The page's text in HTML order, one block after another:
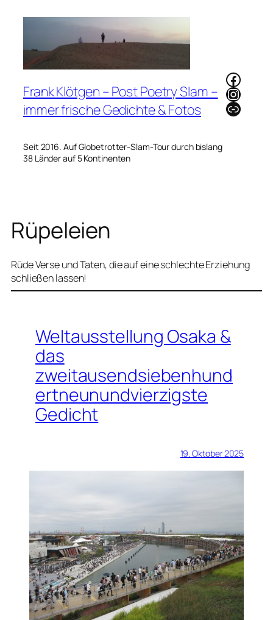
Frank Klötgen – Post Poetry Slam –
immer frische Gedichte & Fotos
Seit 2016. Auf Globetrotter-Slam-Tour durch bislang
38 Länder auf 5 Kontinenten
Link
Rüpeleien
Rüde Verse und Taten, die auf eine schlechte Erziehung
schließen lassen!
Weltausstellung Osaka &
das
zweitausendsiebenhund
ertneunundvierzigste
Gedicht
19. Oktober 2025